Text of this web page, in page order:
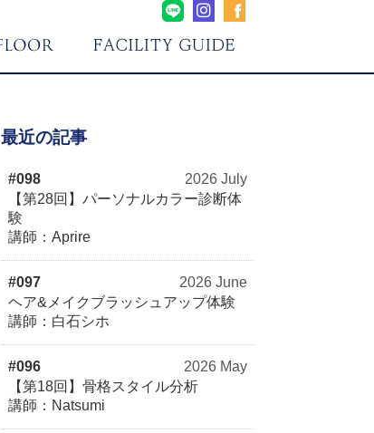
最近の記事
#098
2026 July
【第28回】パーソナルカラー診断体
験
講師：Aprire
#097
2026 June
ヘア&メイクブラッシュアップ体験
講師：白石シホ
#096
2026 May
【第18回】骨格スタイル分析
講師：Natsumi